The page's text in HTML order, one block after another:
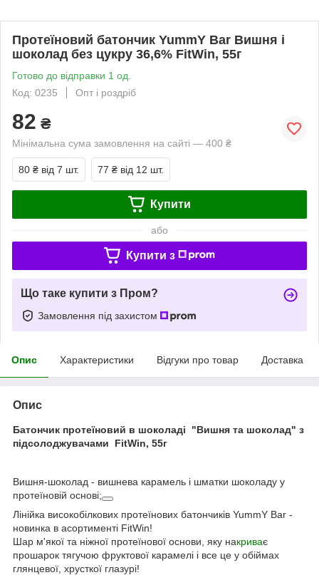
Протеїновий батончик YummY Bar Вишня і
шоколад без цукру 36,6% FitWin, 55г
Готово до відправки 1 од.
Код: 0235
Опт і роздріб
82 ₴
Мінімальна сума замовлення на сайті — 400 ₴
80 ₴ від 7 шт. 77 ₴ від 12 шт.
Купити
або
Купити з
Що таке купити з Пром?
Замовлення під захистом
Опис Характеристики Відгуки про товар Доставка
Опис
Батончик протеїновий в шоколаді "Вишня та шоколад" з
підсолоджувачами FitWin, 55г
Вишня-шоколад - вишнева карамель і шматки шоколаду у
протеїновій основі;
Лінійка високобілкових протеїнових батончиків YummY Bar -
новинка в асортименті FitWin!
Шар м'якої та ніжної протеїнової основи, яку накриває
прошарок тягучою фруктової карамелі і все це у обіймах
глянцевої, хрусткої глазурі!